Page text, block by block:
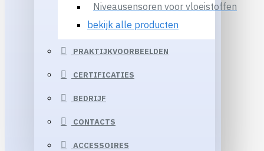
Niveausensoren voor vloeistoffen
bekijk alle producten
PRAKTIJKVOORBEELDEN
CERTIFICATIES
BEDRIJF
CONTACTS
ACCESSOIRES